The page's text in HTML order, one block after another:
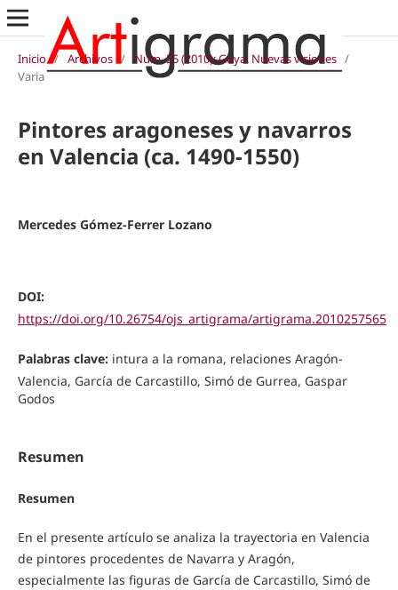
Inicio / Archivos / Núm. 25 (2010): Goya. Nuevas visiones /
Varia
Pintores aragoneses y navarros
en Valencia (ca. 1490-1550)
Mercedes Gómez-Ferrer Lozano
DOI:
https://doi.org/10.26754/ojs_artigrama/artigrama.2010257565
Palabras clave: intura a la romana, relaciones Aragón-
Valencia, García de Carcastillo, Simó de Gurrea, Gaspar
Godos
Resumen
Resumen
En el presente artículo se analiza la trayectoria en Valencia
de pintores procedentes de Navarra y Aragón,
especialmente las figuras de García de Carcastillo, Simó de